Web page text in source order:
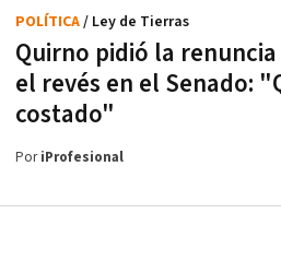
Quirno pidió la
el revés en el Senado:
costado"
POLÍTICA/ Ley de Tierras
PoriProfesional